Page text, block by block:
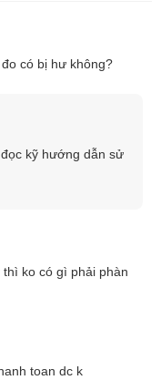
hồ vạn năng
nhiều chức năng
điện, đo điện áp
đo điện dung, kiểm
có bị hư không?
kỹ hướng dẫn sử
ko có gì phải phàn
toan dc k